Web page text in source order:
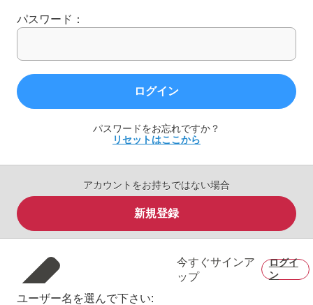
パスワード：
ログイン
パスワードをお忘れですか？
リセットはここから
アカウントをお持ちではない場合
新規登録
今すぐサインア
ップ
ログイ
ン
ユーザー名を選んで下さい: